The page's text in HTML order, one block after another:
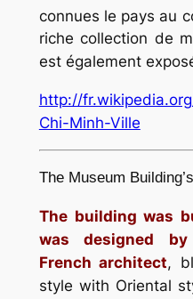
connues le pays au
riche collection de
est également
http://
Chi-Minh-Ville
The Museum
The building was
was designed
French architect,
style with Oriental